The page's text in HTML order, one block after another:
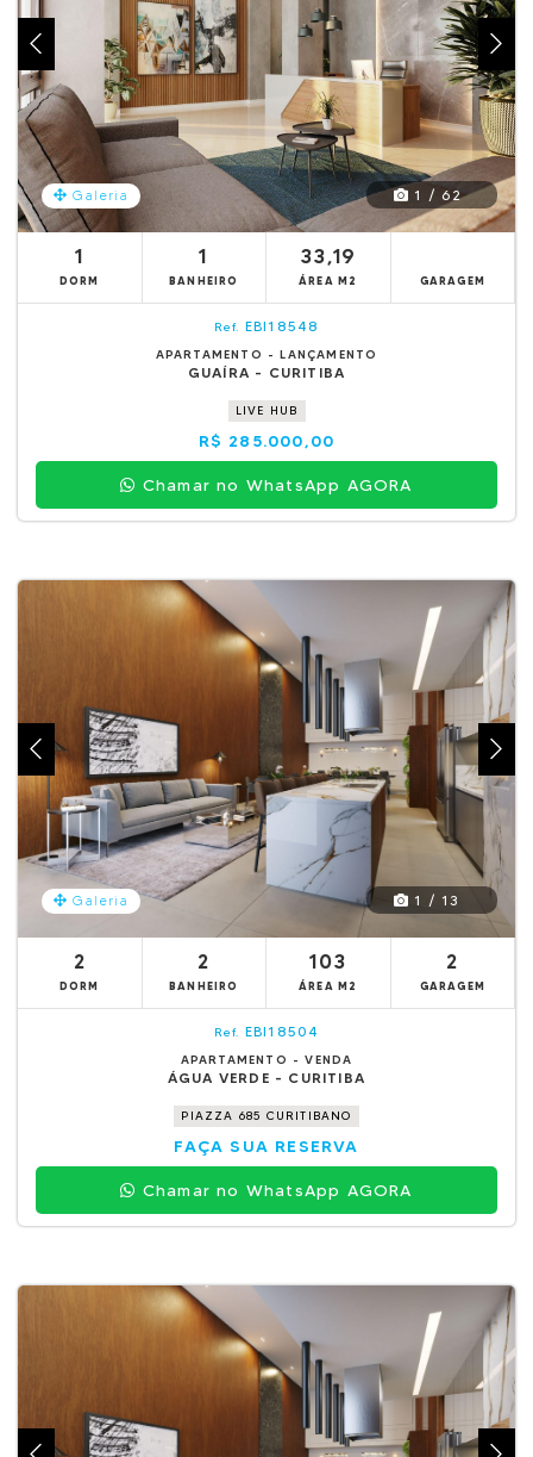
Galeria 1 / 62
1
DORM
1
BANHEIRO
33,19
ÁREA M2 GARAGEM
Ref. EBI18548
APARTAMENTO - LANÇAMENTO
GUAÍRA - CURITIBA
LIVE HUB
R$ 285.000,00
Chamar no WhatsApp AGORA
Galeria 1 / 13
2
DORM
2
BANHEIRO
103
ÁREA M2
2
GARAGEM
Ref. EBI18504
APARTAMENTO - VENDA
ÁGUA VERDE - CURITIBA
PIAZZA 685 CURITIBANO
FAÇA SUA RESERVA
Chamar no WhatsApp AGORA